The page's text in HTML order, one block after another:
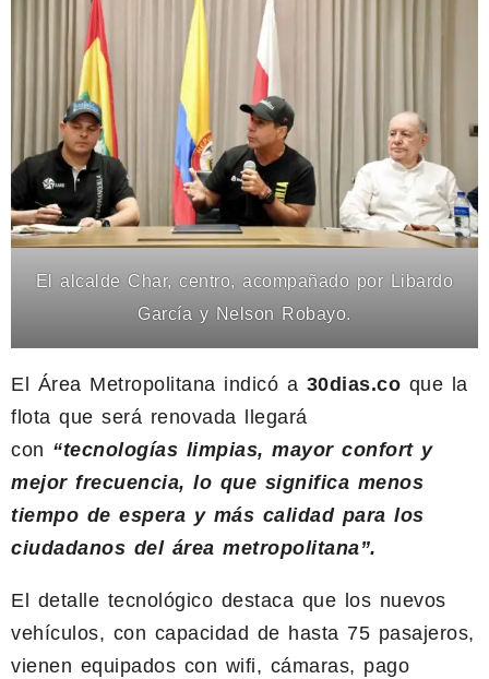
El alcalde Char, centro, acompañado por Libardo
García y Nelson Robayo.
El Área Metropolitana indicó a 30dias.co que la
flota que será renovada llegará
con “tecnologías limpias, mayor confort y
mejor frecuencia, lo que significa menos
tiempo de espera y más calidad para los
ciudadanos del área metropolitana”.
El detalle tecnológico destaca que los nuevos
vehículos, con capacidad de hasta 75 pasajeros,
vienen equipados con wifi, cámaras, pago